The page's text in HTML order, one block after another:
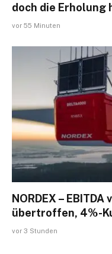
doch die Erholung
vor 55 Minuten
NORDEX –
übertroffen, 4%-
vor 3 Stunden